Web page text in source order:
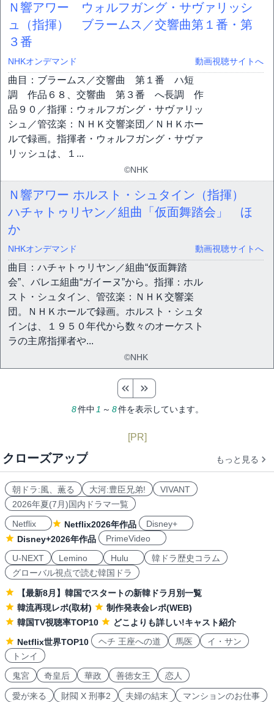
Ｎ響アワー ウォルフガング・サヴァリッシ
ュ（指揮） ブラームス／交響曲第１番・第
３番
NHKオンデマンド 動画視聴サイトへ
曲目：ブラームス／交響曲 第１番 ハ短
調 作品６８、交響曲 第３番 へ長調 作
品９０／指揮：ウォルフガング・サヴァリッ
シュ／管弦楽：ＮＨＫ交響楽団／ＮＨＫホー
ルで録画。指揮者・ウォルフガング・サヴァ
リッシュは、１...
©NHK
Ｎ響アワー ホルスト・シュタイン（指揮）
ハチャトゥリヤン／組曲「仮面舞踏会」 ほ
か
NHKオンデマンド 動画視聴サイトへ
曲目：ハチャトゥリヤン／組曲“仮面舞踏
会”、バレエ組曲“ガイーヌ”から。指揮：ホル
スト・シュタイン、管弦楽：ＮＨＫ交響楽
団。ＮＨＫホールで録画。ホルスト・シュタ
インは、１９５０年代から数々のオーケスト
ラの主席指揮者や...
©NHK
8件中 1 ～ 8件を表示しています。
[PR]
クローズアップ もっと見る
朝ドラ:風、薫る 大河:豊臣兄弟!
VIVANT
2026年夏(7月)国内ドラマ一覧
Netflix
Netflix2026年作品
Disney+
Disney+2026年作品
PrimeVideo
U-NEXT
Lemino Hulu
韓ドラ歴史コラム
グローバル視点で読む韓国ドラ
【最新8月】韓国でスタートの新韓ドラ月別一覧
韓流再現レポ(取材)
制作発表会レポ(WEB)
韓国TV視聴率TOP10
どこよりも詳しい!キャスト紹介
Netflix世界TOP10
ヘチ 王座への道 馬医
イ・サン
トンイ
鬼宮
奇皇后 華政 善徳女王 恋人
愛が来る 財閥 X 刑事2 夫婦の結末 マンションのお仕事